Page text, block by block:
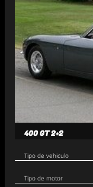
400 GT 2+2
Tipo de vehiculo
Tipo de motor